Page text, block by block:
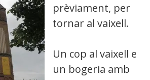
prèviament, per
tornar al vaixell.
Un cop al vaixell es
un bogeria amb